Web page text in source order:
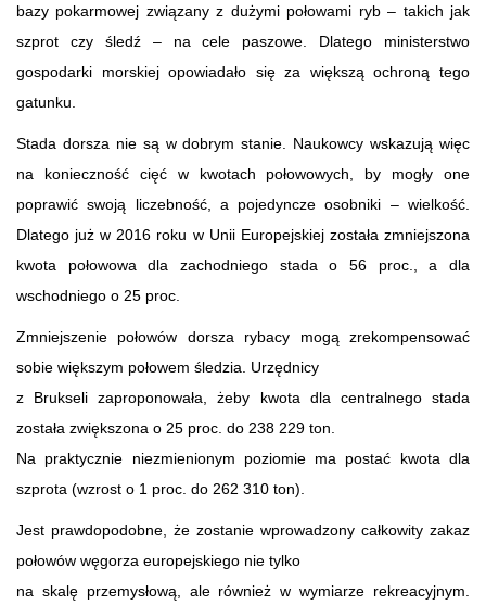
bazy pokarmowej związany z dużymi połowami ryb – takich jak
szprot czy śledź – na cele paszowe. Dlatego ministerstwo
gospodarki morskiej opowiadało się za większą ochroną tego
gatunku.
Stada dorsza nie są w dobrym stanie. Naukowcy wskazują więc
na konieczność cięć w kwotach połowowych, by mogły one
poprawić swoją liczebność, a pojedyncze osobniki – wielkość.
Dlatego już w 2016 roku w Unii Europejskiej została zmniejszona
kwota połowowa dla zachodniego stada o 56 proc., a dla
wschodniego o 25 proc.
Zmniejszenie połowów dorsza rybacy mogą zrekompensować
sobie większym połowem śledzia. Urzędnicy
z Brukseli zaproponowała, żeby kwota dla centralnego stada
została zwiększona o 25 proc. do 238 229 ton.
Na praktycznie niezmienionym poziomie ma postać kwota dla
szprota (wzrost o 1 proc. do 262 310 ton).
Jest prawdopodobne, że zostanie wprowadzony całkowity zakaz
połowów węgorza europejskiego nie tylko
na skalę przemysłową, ale również w wymiarze rekreacyjnym.